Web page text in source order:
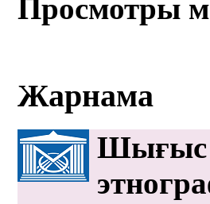
Просмотры
Жарнама